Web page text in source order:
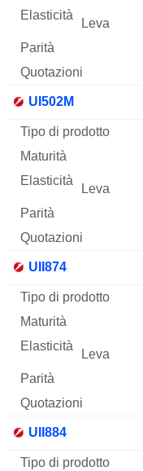
UI502M
UII874
UII884